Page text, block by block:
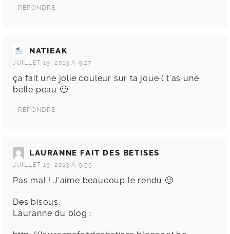
RÉPONDRE
NATIEAK
JUILLET 19, 2013 À 9:27
ça fait une jolie couleur sur ta joue ( t’as une
belle peau 🙂
RÉPONDRE
LAURANNE FAIT DES BETISES
JUILLET 19, 2013 À 9:55
Pas mal ! J’aime beaucoup le rendu 🙂
Des bisous,
Lauranne du blog :